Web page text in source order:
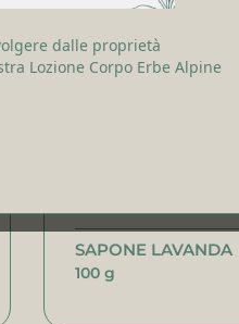
SAPONE LAVANDA
100 g
dalle proprietà
Lozione Corpo Erbe Alpine